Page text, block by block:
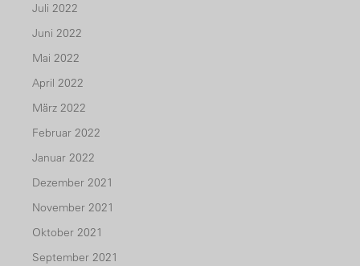
Juli 2022
Juni 2022
Mai 2022
April 2022
März 2022
Februar 2022
Januar 2022
Dezember 2021
November 2021
Oktober 2021
September 2021